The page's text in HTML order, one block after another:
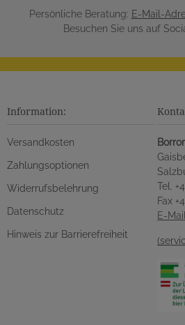
Persönliche Beratung: E-Mail-
Besuchen Sie uns auf
Information:
Versandkosten
Zahlungsoptionen
Widerrufsbelehrung
Datenschutz
Hinweis zur Barrierefreiheit
Tel.
Fax
E-Mail